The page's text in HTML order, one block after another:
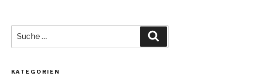
nach:
KATEGORIEN